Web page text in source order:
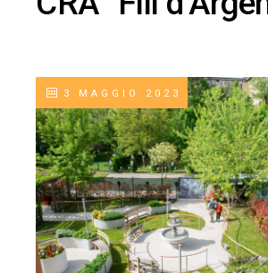
3 MAGGIO 2023